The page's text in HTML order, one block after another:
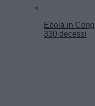
Ebola in
330 decessi